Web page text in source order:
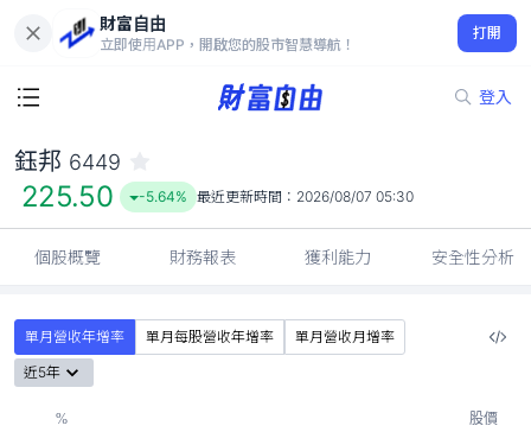
財富自由
立即使用APP，開啟您的股市智慧導航！
打開
登入
225.50
-5.64%
鈺邦 6449
225.50 -5.64% 最近更新時間： 2026/08/07 05:30
個股概覽 財務報表 獲利能力 安全性分析
單月營收年增率 單月每股營收年增率
單月營收月增率
近5年